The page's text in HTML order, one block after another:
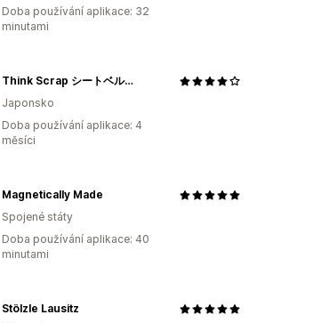
Doba používání aplikace: 32
minutami
Think Scrap シートベルト端材アップサイクルバッグブランド
Japonsko
Doba používání aplikace: 4
měsíci
Magnetically Made
Spojené státy
Doba používání aplikace: 40
minutami
Stölzle Lausitz